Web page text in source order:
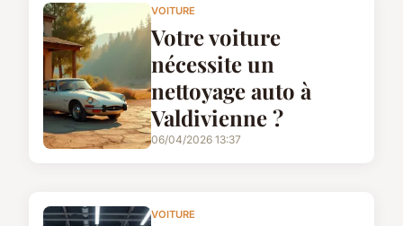
VOITURE
Votre voiture
nécessite un
nettoyage auto à
Valdivienne ?
06/04/2026 13:37
VOITURE